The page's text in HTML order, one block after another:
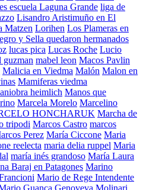
escuela Laguna Grande liga de
Lisandro Aristimuño en El
Matzen Lorihen Los Plameras en
y Sella quedaron hermanados
lucas pica Lucas Roche Lucio
guzman mabel leon Macos Pavlin
Malicia en Viedma Malón Malon en
Mamiferas viedma
heimlich Manos que
Marcela Morelo Marcelino
HONCHARUK Marcha de
tripodi Marcos Castro marcos
Perez María Ciccone Maria
reelecta maria delia ruppel Maria
maría inés grandoso María Laura
Baraj en Patagones Marino
Mario de Rege Intendente
Guanca Genoveva Molinari